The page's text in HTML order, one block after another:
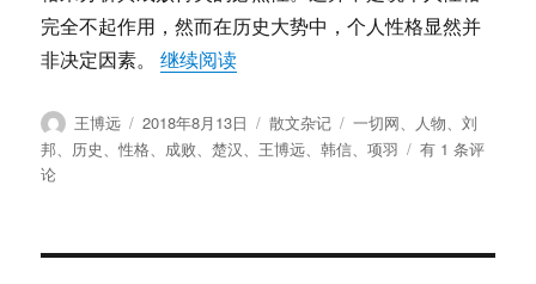
完全不起作用，然而在历史大势中，个人性格显然并
非决定因素。继续阅读“王博远：历史人物的性格来分析
作
者
王博远
发
布
2018年8月13日
分
类
散文杂记
标
签
一切网、 人物、刘
邦、 历史、性格、 成败、楚汉、 王博远、韩信、项羽
王
史
有 1 条评
论